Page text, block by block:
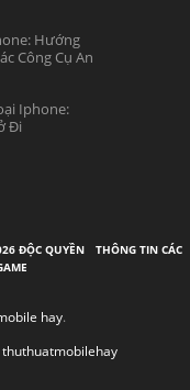
Hướng
Công Cụ An
Iphone:
Đi
ĐỘC QUYỀN
THÔNG TIN CÁC
hay.
thuthuatmobilehay